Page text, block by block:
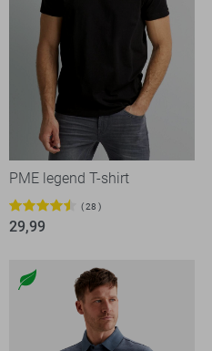
PME legend T-shirt
28
29,99